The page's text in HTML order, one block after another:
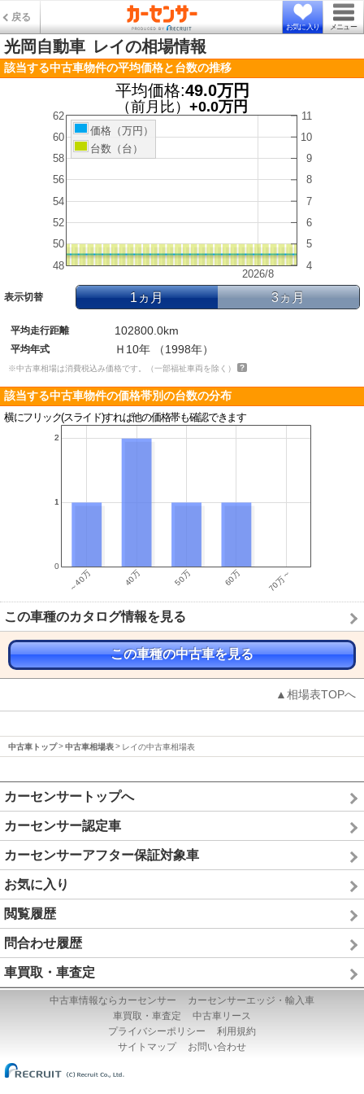
戻る
お気に入り メニュー
光岡自動車 レイの相場情報
該当する中古車物件の平均価格と台数の推移
平均価格:49.0万円
（前月比） +0.0万円
2026/8
48
50
52
54
56
58
60
62
4
5
6
7
8
9
10
11
価格（万円）
台数（台）
表示切替 1ヵ月 3ヵ月
平均走行距離 102800.0km
平均年式 Ｈ10年 （1998年）
※中古車相場は消費税込み価格です。（一部福祉車両を除く）
該当する中古車物件の価格帯別の台数の分布
横にフリック(スライド)すれば他の価格帯も確認できます
この車種のカタログ情報を見る
この車種の中古車を見る
▲相場表TOPへ
中古車トップ 中古車相場表 レイの中古車相場表
カーセンサートップへ
カーセンサー認定車
カーセンサーアフター保証対象車
お気に入り
閲覧履歴
問合わせ履歴
車買取・車査定
中古車情報ならカーセンサー
カーセンサーエッジ・輸入車
車買取・車査定
中古車リース
プライバシーポリシー
利用規約
サイトマップ
お問い合わせ